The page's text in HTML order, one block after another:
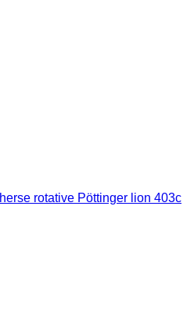
herse rotative Pöttinger lion 403c